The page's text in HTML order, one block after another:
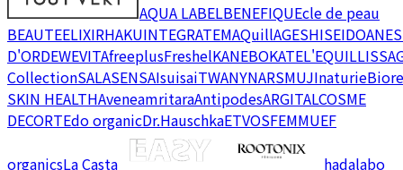
AQUA LABELBENEFIQUEcle de peau
BEAUTEELIXIRHAKUINTEGRATEMAQuillAGESHISEIDO
D'ORDEWEVITAfreeplusFreshelKANEBOKATEL'EQUIL
CollectionSALASENSAIsuisaiTWANYNARSMUJInaturieBiore
SKIN HEALTHAveneamritaraAntipodesARGITALCOSME
DECORTEdo organicDr.HauschkaETVOSFEMMUEF
organicsLa Casta hadalabo